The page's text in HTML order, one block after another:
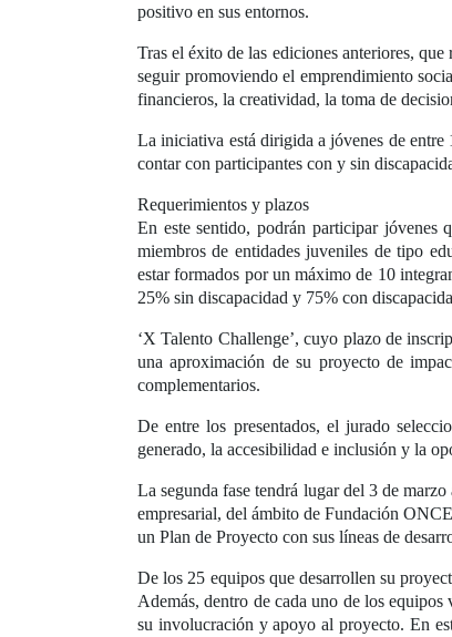
positivo en sus entornos.
Tras el éxito de las ediciones anteriores,
seguir promoviendo el emprendimiento
financieros, la creatividad, la toma de
La iniciativa está dirigida a jóvenes de
contar con participantes con y sin
Requerimientos y plazos
En este sentido, podrán participar jóvenes
miembros de entidades juveniles de tipo
estar formados por un máximo de 10
25% sin discapacidad y 75% con
‘X Talento Challenge’, cuyo plazo de
una aproximación de su proyecto de
complementarios.
De entre los presentados, el jurado
generado, la accesibilidad e inclusión y la
La segunda fase tendrá lugar del 3 de
empresarial, del ámbito de Fundación
un Plan de Proyecto con sus líneas de
De los 25 equipos que desarrollen su
Además, dentro de cada uno de los
su involucración y apoyo al proyecto. En